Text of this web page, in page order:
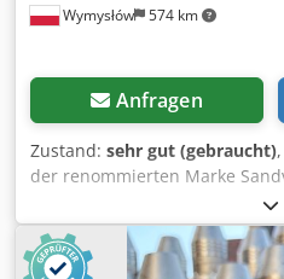
Wymysłów 574 km
Anfragen
Zustand: sehr gut (gebraucht)
der renommierten Marke
Arbeitsdurchmesser: Ø80 mm
Schlichtbearbeitung von
Aufnahme: SK40 / ISO40.